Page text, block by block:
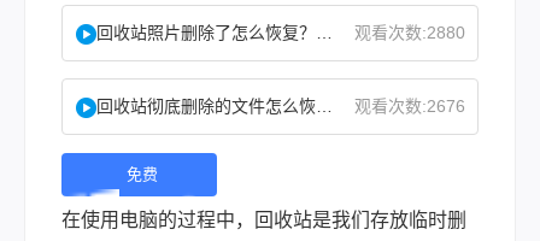
观看次数:2880
观看次数:2676
免费
下
在使用电脑的过程中，回收站是我们存放临时删